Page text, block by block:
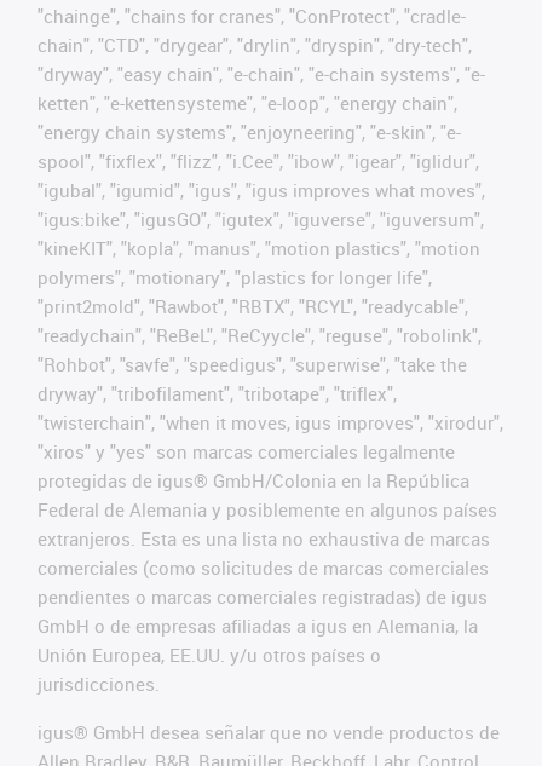
"chainge", "chains for cranes", "ConProtect", "cradle-
chain", "CTD", "drygear", "drylin", "dryspin", "dry-tech",
"dryway", "easy chain", "e-chain", "e-chain systems", "e-
ketten", "e-kettensysteme", "e-loop", "energy chain",
"energy chain systems", "enjoyneering", "e-skin", "e-
spool", "fixflex", "flizz", "i.Cee", "ibow", "igear", "iglidur",
"igubal", "igumid", "igus", "igus improves what moves",
"igus:bike", "igusGO", "igutex", "iguverse", "iguversum",
"kineKIT", "kopla", "manus", "motion plastics", "motion
polymers", "motionary", "plastics for longer life",
"print2mold", "Rawbot", "RBTX", "RCYL", "readycable",
"readychain", "ReBeL", "ReCyycle", "reguse", "robolink",
"Rohbot", "savfe", "speedigus", "superwise", "take the
dryway", "tribofilament", "tribotape", "triflex",
"twisterchain", "when it moves, igus improves", "xirodur",
"xiros" y "yes" son marcas comerciales legalmente
protegidas de igus® GmbH/Colonia en la República
Federal de Alemania y posiblemente en algunos países
extranjeros. Esta es una lista no exhaustiva de marcas
comerciales (como solicitudes de marcas comerciales
pendientes o marcas comerciales registradas) de igus
GmbH o de empresas afiliadas a igus en Alemania, la
Unión Europea, EE.UU. y/u otros países o
jurisdicciones.
igus® GmbH desea señalar que no vende productos de
Allen Bradley, B&R, Baumüller, Beckhoff, Lahr, Control